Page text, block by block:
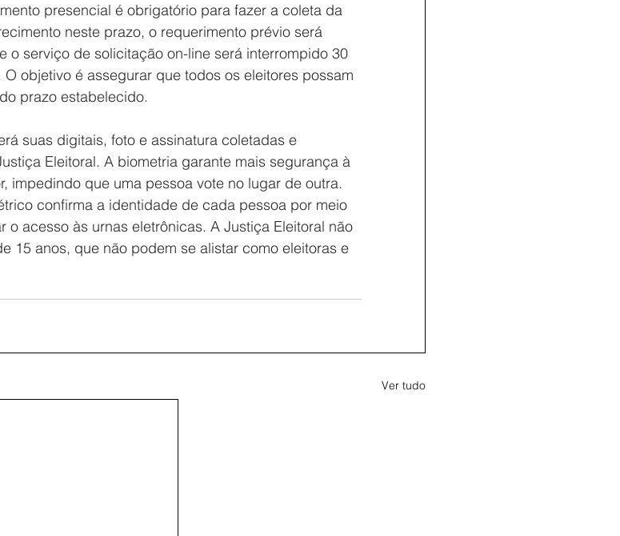
presencial é obrigatório para fazer a coleta da
neste prazo, o requerimento prévio será
o serviço de solicitação on-line será interrompido 30
objetivo é assegurar que todos os eleitores possam
prazo estabelecido.
suas digitais, foto e assinatura coletadas e
Eleitoral. A biometria garante mais segurança à
impedindo que uma pessoa vote no lugar de outra.
confirma a identidade de cada pessoa por meio
acesso às urnas eletrônicas. A Justiça Eleitoral não
15 anos, que não podem se alistar como eleitoras e
Ver tudo